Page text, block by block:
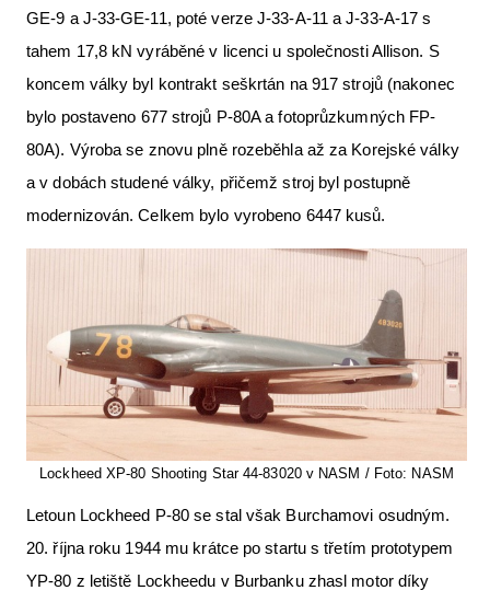
GE-9 a J-33-GE-11, poté verze J-33-A-11 a J-33-A-17 s
tahem 17,8 kN vyráběné v licenci u společnosti Allison. S
koncem války byl kontrakt seškrtán na 917 strojů (nakonec
bylo postaveno 677 strojů P-80A a fotoprůzkumných FP-
80A). Výroba se znovu plně rozeběhla až za Korejské války
a v dobách studené války, přičemž stroj byl postupně
modernizován. Celkem bylo vyrobeno 6447 kusů.
Lockheed XP-80 Shooting Star 44-83020 v NASM / Foto: NASM
Letoun Lockheed P-80 se stal však Burchamovi osudným.
20. října roku 1944 mu krátce po startu s třetím prototypem
YP-80 z letiště Lockheedu v Burbanku zhasl motor díky